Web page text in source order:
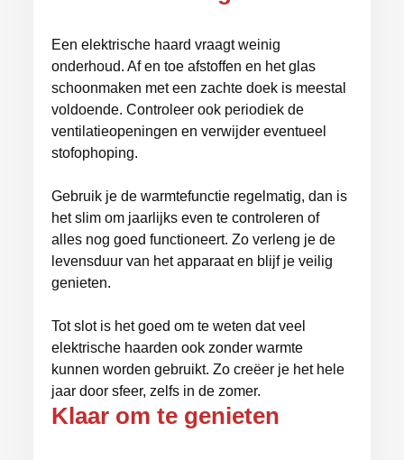
Een elektrische haard vraagt weinig
onderhoud. Af en toe afstoffen en het glas
schoonmaken met een zachte doek is meestal
voldoende. Controleer ook periodiek de
ventilatieopeningen en verwijder eventueel
stofophoping.
Gebruik je de warmtefunctie regelmatig, dan is
het slim om jaarlijks even te controleren of
alles nog goed functioneert. Zo verleng je de
levensduur van het apparaat en blijf je veilig
genieten.
Tot slot is het goed om te weten dat veel
elektrische haarden ook zonder warmte
kunnen worden gebruikt. Zo creëer je het hele
jaar door sfeer, zelfs in de zomer.
Klaar om te genieten